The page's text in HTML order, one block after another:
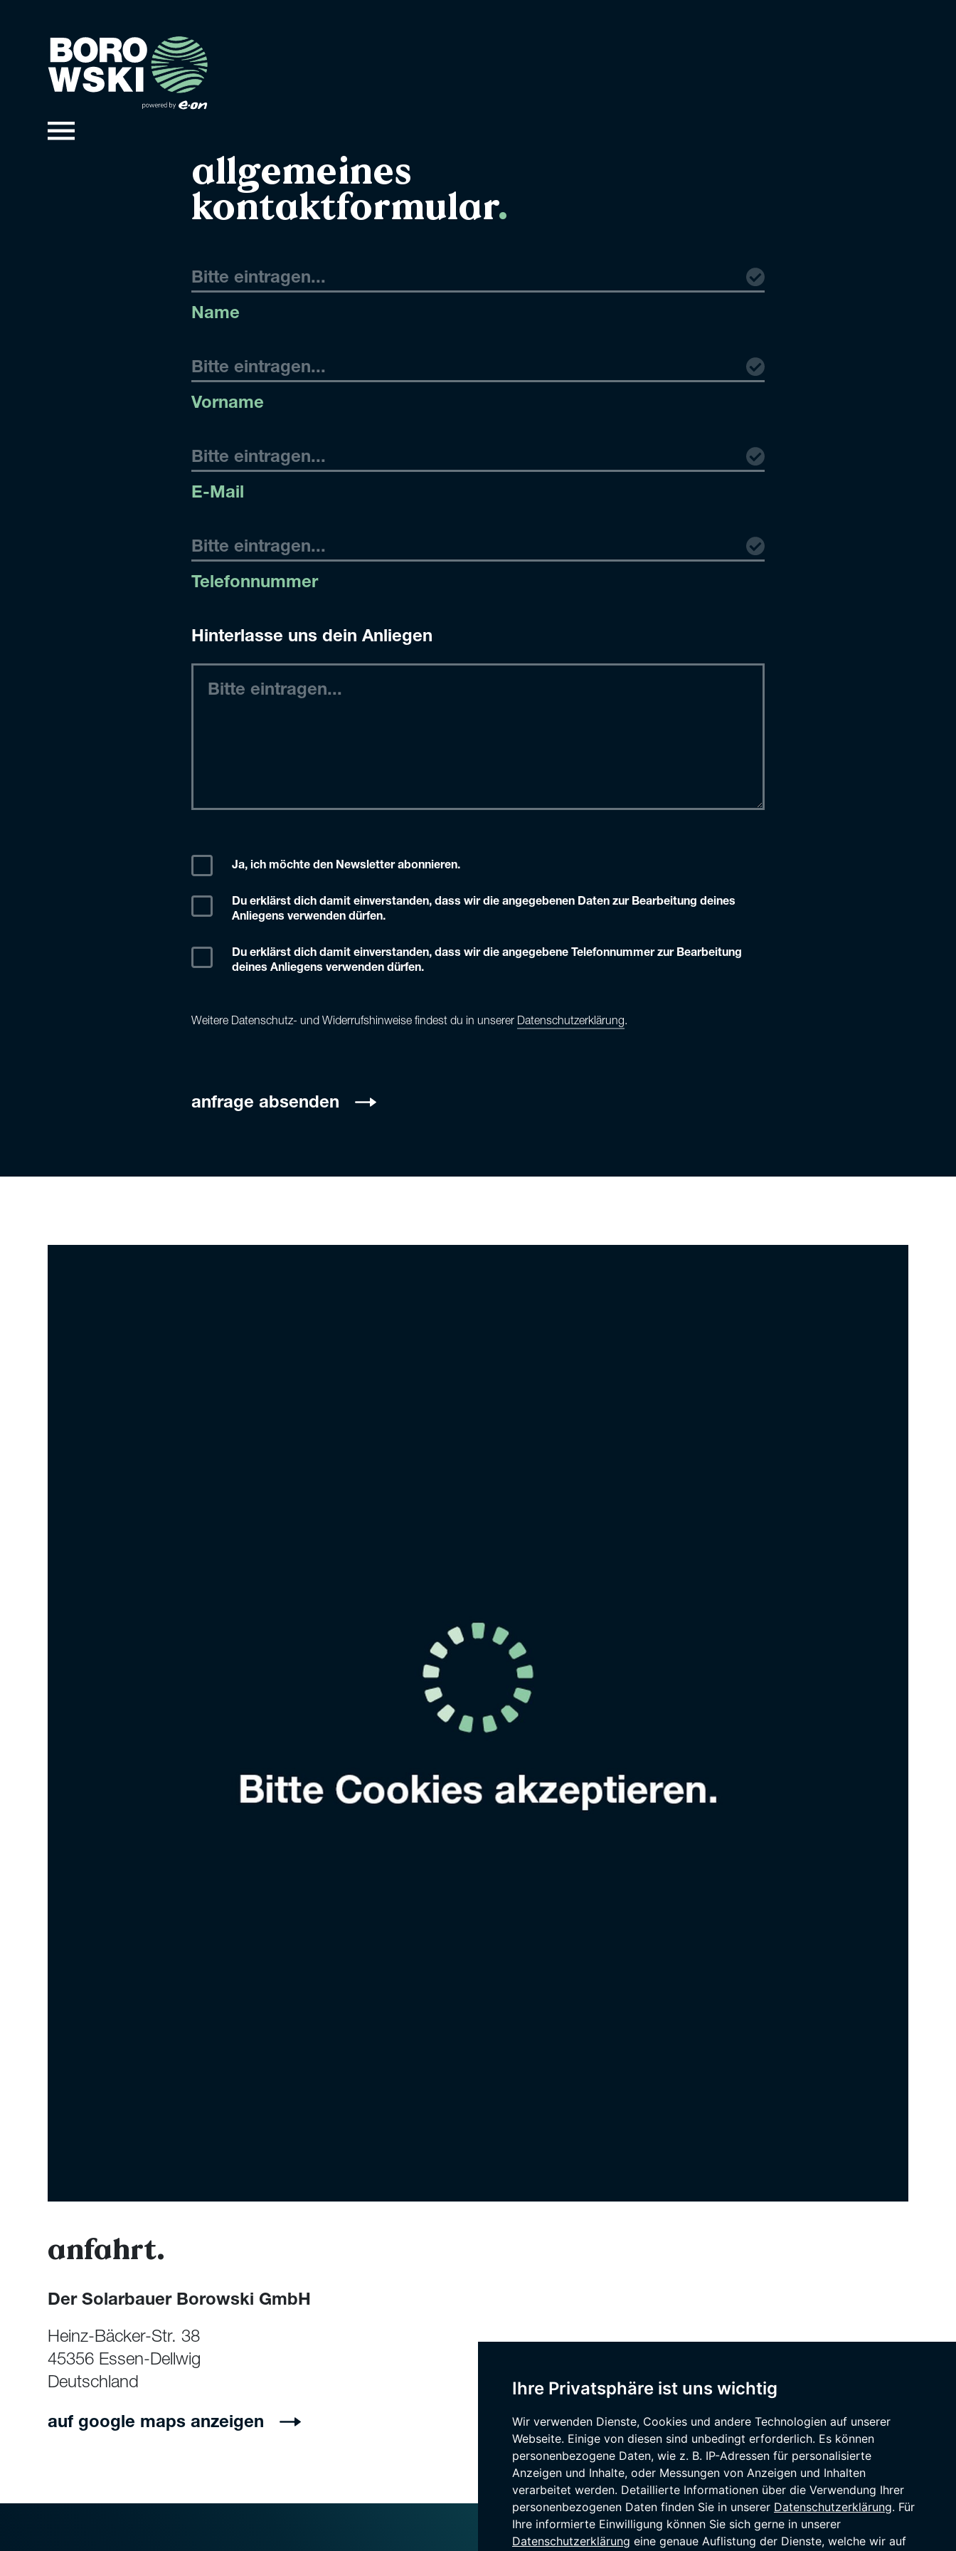
Ihre Privatsphäre ist uns wichtig
Wir verwenden Dienste, Cookies und andere Technologien auf unserer
Webseite. Einige von diesen sind unbedingt erforderlich. Es können
personenbezogene Daten, wie z. B. IP-Adressen für personalisierte
Anzeigen und Inhalte, oder Messungen von Anzeigen und Inhalten
verarbeitet werden. Detaillierte Informationen über die Verwendung Ihrer
personenbezogenen Daten finden Sie in unserer Datenschutzerklärung. Für
Ihre informierte Einwilligung können Sie sich gerne in unserer
Datenschutzerklärung eine genaue Auflistung der Dienste, welche wir auf
allgemeines
kontaktformular.
Name
Vorname
E-Mail
Telefonnummer
Hinterlasse uns dein Anliegen
Ja, ich möchte den Newsletter abonnieren.
Du erklärst dich damit einverstanden, dass wir die angegebenen Daten zur Bearbeitung deines
Anliegens verwenden dürfen.
Du erklärst dich damit einverstanden, dass wir die angegebene Telefonnummer zur Bearbeitung
deines Anliegens verwenden dürfen.
Weitere Datenschutz- und Widerrufshinweise findest du in unserer Datenschutzerklärung.
anfrage absenden
anfahrt.
Der Solarbauer Borowski GmbH
Heinz-Bäcker-Str. 38
45356 Essen-Dellwig
Deutschland
auf google maps anzeigen